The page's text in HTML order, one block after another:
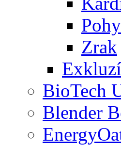
Zrak
BioTech
Blender